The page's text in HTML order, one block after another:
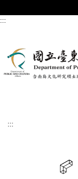
到
容
區
:::
:::